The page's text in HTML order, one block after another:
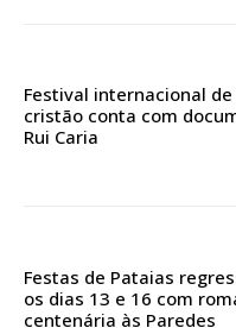
Acesso ao
Acesso aos
assinantes
Festival internacional
cristão conta com
Rui Caria
Festas de Pataias
os dias 13 e 16 com
centenária às Paredes